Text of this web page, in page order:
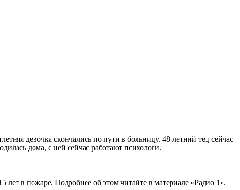
девочка скончались по пути в больницу. 48-летний тец сейчас
дома, с ней сейчас работают психологи.
лет в пожаре. Подробнее об этом читайте в материале «Радио 1».